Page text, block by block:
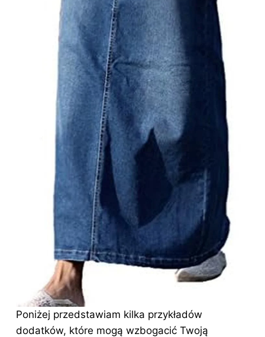
Poniżej przedstawiam kilka przykładów
dodatków, które mogą wzbogacić Twoją